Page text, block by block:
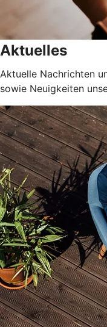
Aktuelles
Aktuelle Nachrichten
sowie Neuigkeiten